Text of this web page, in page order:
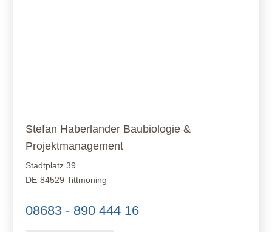
Stefan Haberlander Baubiologie &
Projektmanagement
Stadtplatz 39
DE-84529 Tittmoning
08683 - 890 444 16